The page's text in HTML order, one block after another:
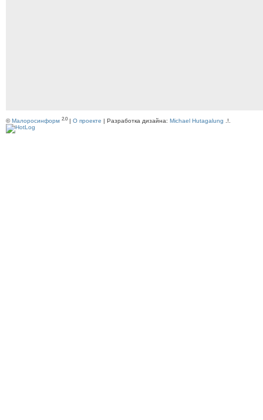
©Малоросинформ 2.0 | О проекте | Разработка дизайна: Michael Hutagalung .!.